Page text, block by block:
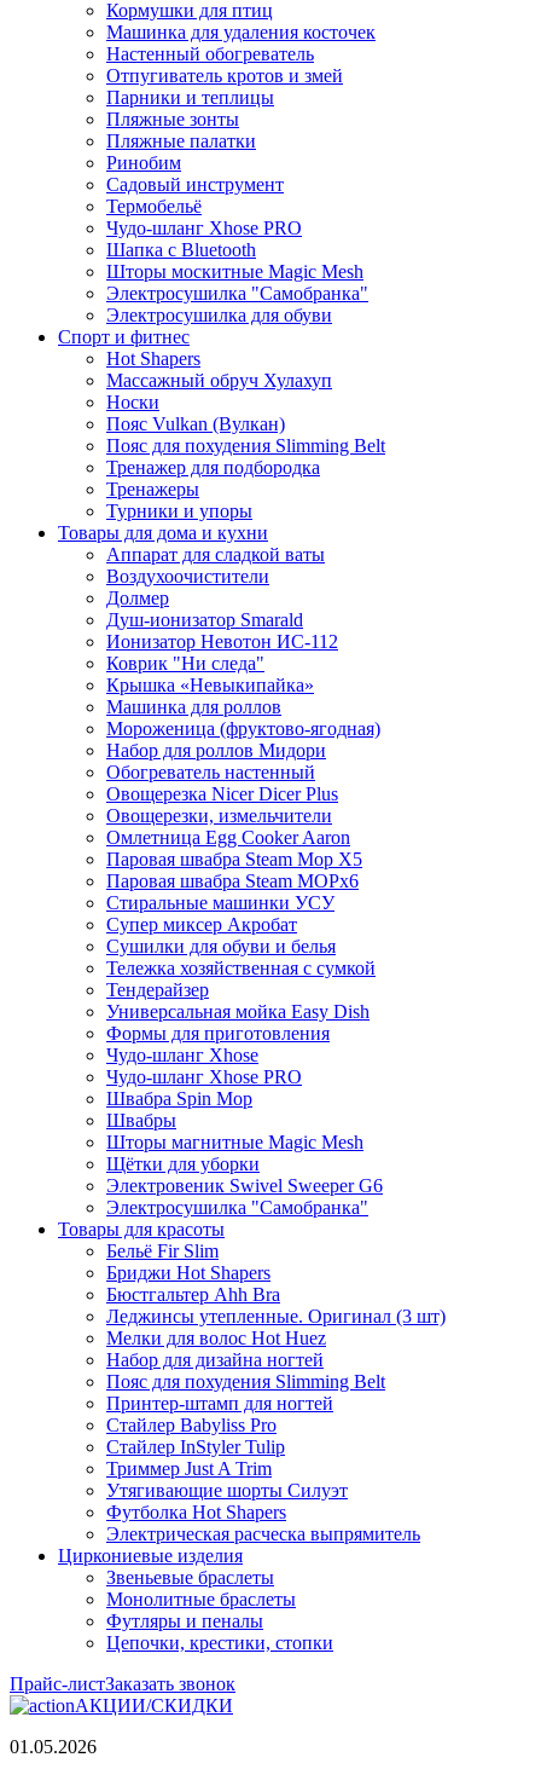
Кормушки для птиц
Машинка для удаления косточек
Настенный обогреватель
Отпугиватель кротов и змей
Парники и теплицы
Пляжные зонты
Пляжные палатки
Ринобим
Садовый инструмент
Термобельё
Чудо-шланг Xhose PRO
Шапка с Bluetooth
Шторы москитные Magic Mesh
Электросушилка "Самобранка"
Электросушилка для обуви
Спорт и фитнес
Hot Shapers
Массажный обруч Хулахуп
Носки
Пояс Vulkan (Вулкан)
Пояс для похудения Slimming Belt
Тренажер для подбородка
Тренажеры
Турники и упоры
Товары для дома и кухни
Аппарат для сладкой ваты
Воздухоочистители
Долмер
Душ-ионизатор Smarald
Ионизатор Невотон ИС-112
Коврик "Ни следа"
Крышка «Невыкипайка»
Машинка для роллов
Мороженица (фруктово-ягодная)
Набор для роллов Мидори
Обогреватель настенный
Овощерезка Nicer Dicer Plus
Овощерезки, измельчители
Омлетница Egg Сooker Aaron
Паровая швабра Steam Mop X5
Паровая швабра Steam MOPх6
Стиральные машинки УСУ
Супер миксер Акробат
Сушилки для обуви и белья
Тележка хозяйственная с сумкой
Тендерайзер
Универсальная мойка Easy Dish
Формы для приготовления
Чудо-шланг Xhose
Чудо-шланг Xhose PRO
Швабра Spin Mop
Швабры
Шторы магнитные Magic Mesh
Щётки для уборки
Электровеник Swivel Sweeper G6
Электросушилка "Самобранка"
Товары для красоты
Бельё Fir Slim
Бриджи Hot Shapers
Бюстгальтер Ahh Bra
Леджинсы утепленные. Оригинал (3 шт)
Мелки для волос Hot Huez
Набор для дизайна ногтей
Пояс для похудения Slimming Belt
Принтер-штамп для ногтей
Стайлер Babyliss Pro
Стайлер InStyler Tulip
Триммер Just A Trim
Утягивающие шорты Силуэт
Футболка Hot Shapers
Электрическая расческа выпрямитель
Циркониевые изделия
Звеньевые браслеты
Монолитные браслеты
Футляры и пеналы
Цепочки, крестики, стопки
Прайс-листЗаказать звонок
АКЦИИ/СКИДКИ
01.05.2026